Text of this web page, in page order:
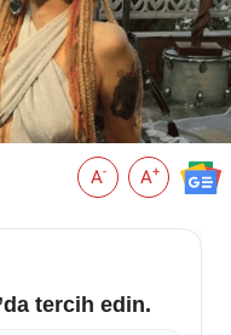
A- A+
tercih edin.